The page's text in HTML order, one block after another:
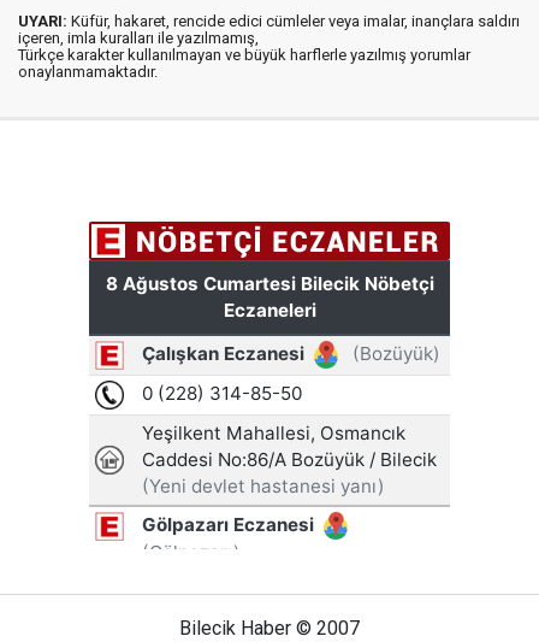
UYARI: Küfür, hakaret, rencide edici cümleler veya imalar, inançlara saldırı
içeren, imla kuralları ile yazılmamış,
Türkçe karakter kullanılmayan ve büyük harflerle yazılmış yorumlar
onaylanmamaktadır.
Bilecik Haber © 2007